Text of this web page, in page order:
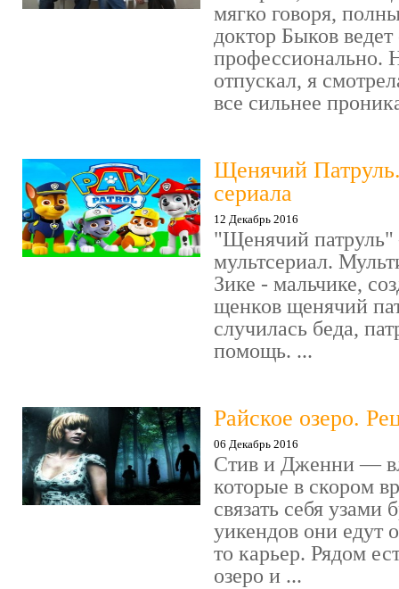
мягко говоря,
доктор Быков ведет
профессионально.
отпускал, я
все сильнее
Щенячий
сериала
12 Декабрь 2016
"Щенячий патруль"
мультсериал.
Зике - мальчике,
щенков щенячий
случилась беда,
помощь. ...
Райское озеро.
06 Декабрь 2016
Стив и Дженни —
которые в скором
связать себя узами
уикендов они едут
то карьер. Рядом
озеро и ...